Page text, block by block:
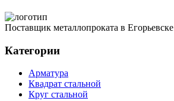
Поставщик металлопроката в Егорьевске
Категории
Арматура
Квадрат стальной
Круг стальной